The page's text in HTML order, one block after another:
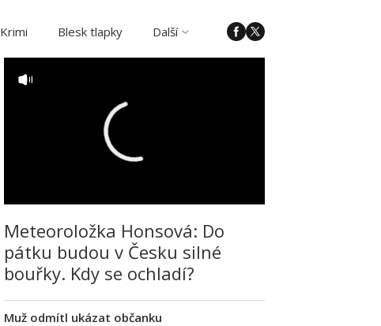
Krimi Blesk tlapky Další
Meteoroložka Honsová: Do
pátku budou v Česku silné
bouřky. Kdy se ochladí?
Muž odmítl ukázat občanku